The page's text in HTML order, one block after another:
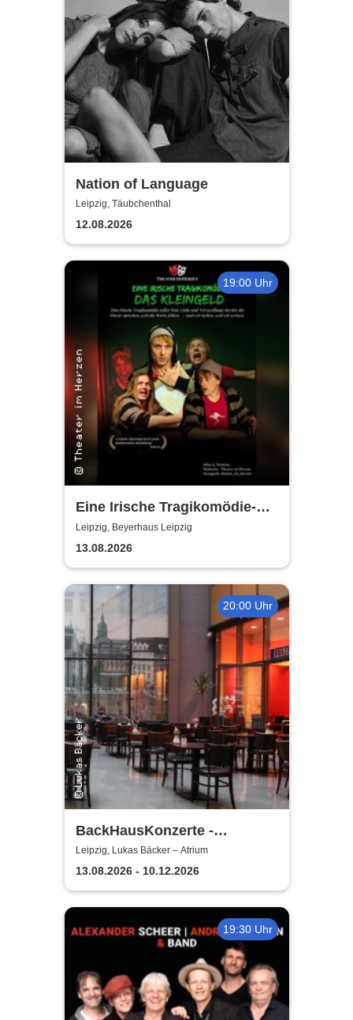
Nation of Language
Leipzig, Täubchenthal
12.08.2026
19:00 Uhr
Eine Irische Tragikomödie-
Das Kleingeld | Getreu dem
Motto: Wir lachen, weil wir
weinen
Leipzig, Beyerhaus Leipzig
13.08.2026
20:00 Uhr
BackHausKonzerte -
Kammermusik mit der
Sinfonia Leipzig
Leipzig, Lukas Bäcker – Atrium
13.08.2026 - 10.12.2026
19:30 Uhr